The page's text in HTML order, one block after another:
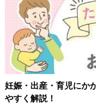
妊娠・出産・育児にか
やすく解説！